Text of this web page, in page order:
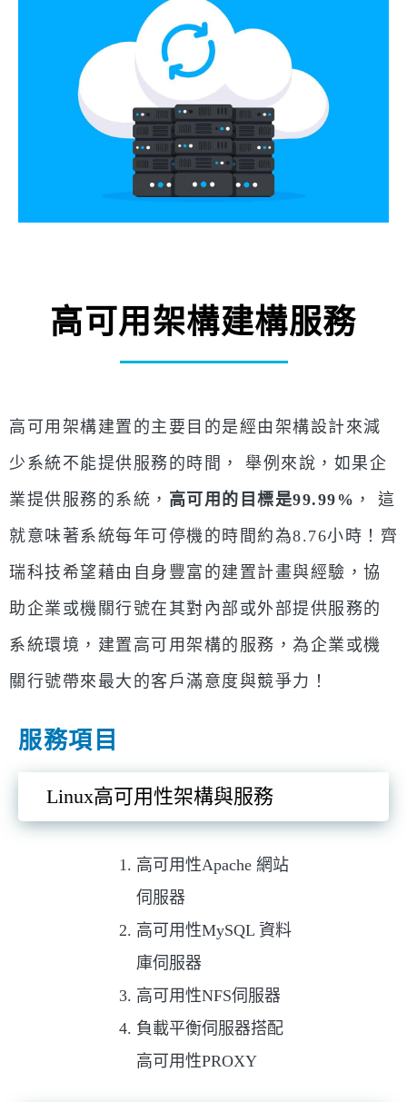
高可用架構建構服務
高可用架構建置的主要目的是經由架構設計來減
少系統不能提供服務的時間， 舉例來說，如果企
業提供服務的系統， 高可用的目標是99.99% ， 這
就意味著系統每年可停機的時間約為8.76小時！齊
瑞科技希望藉由自身豐富的建置計畫與經驗，協
助企業或機關行號在其對內部或外部提供服務的
系統環境，建置高可用架構的服務，為企業或機
關行號帶來最大的客戶滿意度與競爭力！
服務項目
Linux高可用性架構與服務
高可用性Apache 網站
伺服器
高可用性MySQL 資料
庫伺服器
高可用性NFS伺服器
負載平衡伺服器搭配
高可用性PROXY